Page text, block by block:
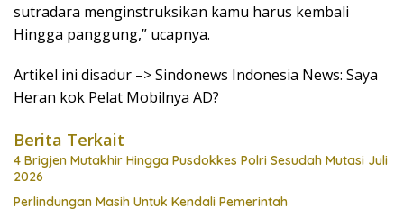
sutradara menginstruksikan kamu harus kembali
Hingga panggung,” ucapnya.
Artikel ini disadur –> Sindonews Indonesia News: Saya
Heran kok Pelat Mobilnya AD?
Berita Terkait
4 Brigjen Mutakhir Hingga Pusdokkes Polri Sesudah Mutasi Juli
2026
Perlindungan Masih Untuk Kendali Pemerintah